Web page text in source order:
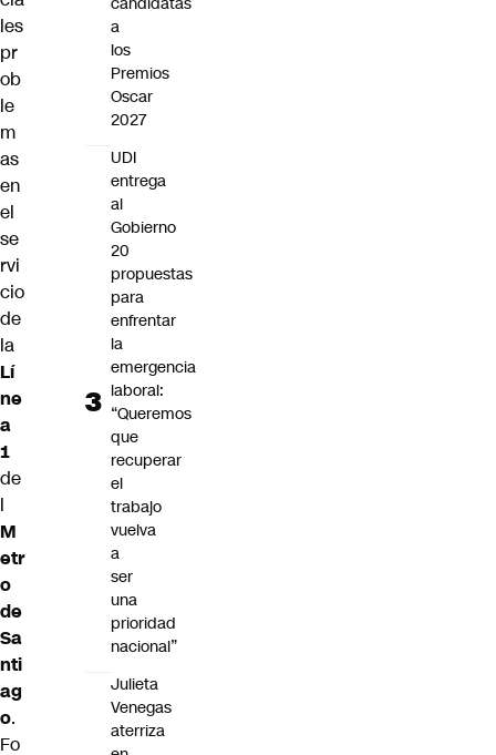
les
pr
ob
le
m
as
en
el
se
rvi
cio
de
la
Lí
ne
a
1
de
l
M
etr
o
de
Sa
nti
ag
o.
Fo
a
los
Premios
Oscar
2027
UDI
entrega
al
Gobierno
20
propuestas
para
enfrentar
la
emergencia
laboral:
“Queremos
que
recuperar
el
trabajo
vuelva
a
ser
una
prioridad
nacional”
Julieta
Venegas
aterriza